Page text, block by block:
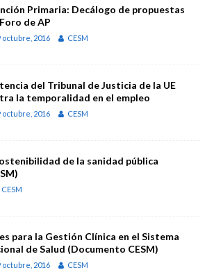
Primaria: Decálogo de propuestas
de AP
octubre, 2016 CESM
del Tribunal de Justicia de la UE
la temporalidad en el empleo
octubre, 2016 CESM
de la sanidad pública
CESM
para la Gestión Clínica en el Sistema
de Salud (Documento CESM)
octubre, 2016 CESM